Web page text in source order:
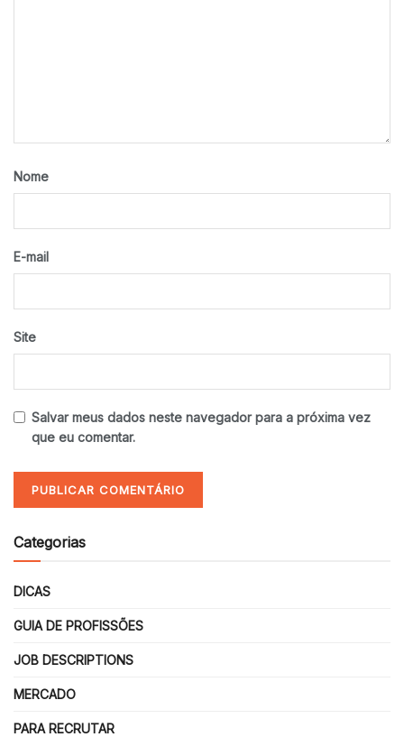
Nome
E-mail
Site
Salvar meus dados neste navegador para a próxima vez
que eu comentar.
Categorias
DICAS
GUIA DE PROFISSÕES
JOB DESCRIPTIONS
MERCADO
PARA RECRUTAR